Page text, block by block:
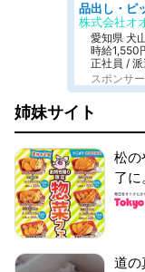
株式会社オ
愛知県 犬
時給1,550
正社員 /
スポンサ
姉妹サイト
松の
了
道の